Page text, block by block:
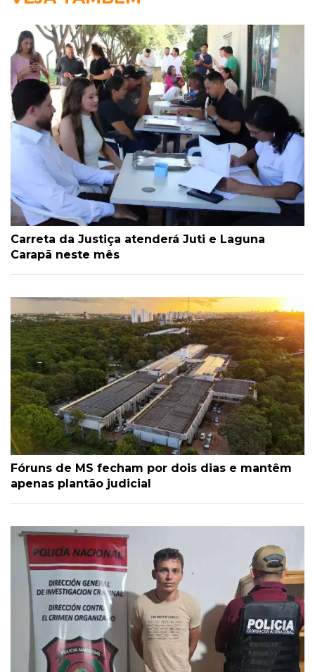
Carreta da Justiça atenderá Juti e Laguna
Carapã neste mês
Fóruns de MS fecham por dois dias e mantêm
apenas plantão judicial